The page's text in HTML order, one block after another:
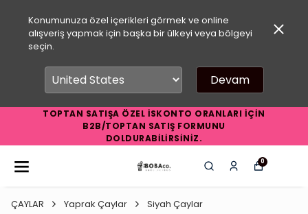
Konumunuza özel içerikleri görmek ve online
alışveriş yapmak için başka bir ülkeyi veya bölgeyi
seçin.
Devam
TOPTAN SATIŞA ÖZEL İSKONTO ORANLARI İÇİN
B2B/TOPTAN SATIŞ FORMUNU
DOLDURABİLİRSİNİZ.
0
ÇAYLAR Yaprak Çaylar Siyah Çaylar